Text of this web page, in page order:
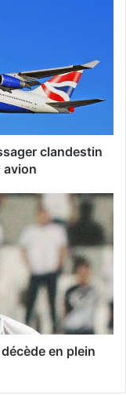
clandestin
avion
en plein